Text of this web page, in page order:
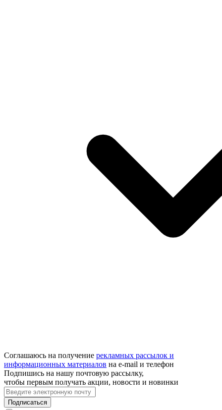
Соглашаюсь на получение рекламных рассылок и
информационных материалов на e‑mail и телефон
Подпишись на нашу почтовую рассылку,
чтобы первым получать акции, новости и новинки
Подписаться